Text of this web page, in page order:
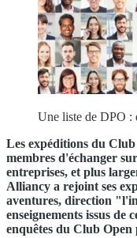
Une liste de DPO :
Les expéditions du
membres d'échanger
entreprises, et plus
Alliancy a rejoint ses
aventures, direction
enseignements issus de
enquêtes du Club